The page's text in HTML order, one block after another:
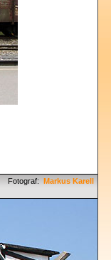
Fotograf: Markus Karell